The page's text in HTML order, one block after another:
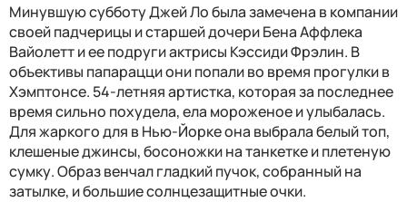
Минувшую субботу Джей Ло была замечена в компании
своей падчерицы и старшей дочери Бена Аффлека
Вайолетт и ее подруги актрисы Кэссиди Фрэлин. В
объективы папарацци они попали во время прогулки в
Хэмптонсе. 54-летняя артистка, которая за последнее
время сильно похудела, ела мороженое и улыбалась.
Для жаркого для в Нью-Йорке она выбрала белый топ,
клешеные джинсы, босоножки на танкетке и плетеную
сумку. Образ венчал гладкий пучок, собранный на
затылке, и большие солнцезащитные очки.